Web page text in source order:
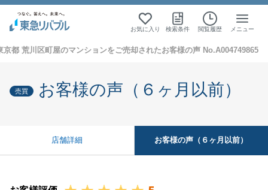
お気に入り 検索条件 閲覧履歴 メニュー
京都 荒川区町屋のマンションをご売却されたお客様の声 No.A004749865
売買 お客様の声（６ヶ月以前）
店舗詳細 お客様の声（６ヶ月以前）